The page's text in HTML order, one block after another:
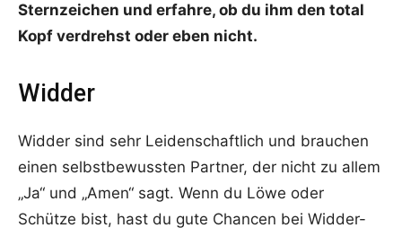
Sternzeichen und erfahre, ob du ihm den total
Kopf verdrehst oder eben nicht.
Widder
Widder sind sehr Leidenschaftlich und brauchen
einen selbstbewussten Partner, der nicht zu allem
„Ja“ und „Amen“ sagt. Wenn du Löwe oder
Schütze bist, hast du gute Chancen bei Widder-